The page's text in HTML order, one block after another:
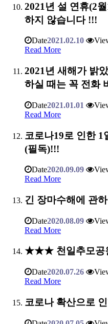
2021년 설 연휴(2
하지 않습니다 !!!
Date2021.02.10
Read More
2021년 새해가 밝
하실 때는 꼭 전화
Date2021.01.01
Read More
코로나19로 인한 1
(필독)!!!
Date2020.09.09
Read More
긴 장마수해에 관
Date2020.08.09
Read More
★★★ 천일추모공
Date2020.07.26
Read More
코로나 확산으로